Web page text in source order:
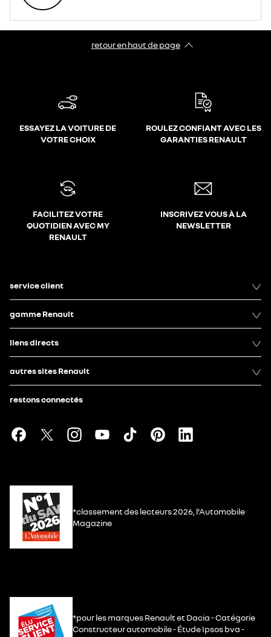
retour en haut de page​
ESSAYEZ LA VOITURE DE
VOTRE CHOIX
ROULEZ CONFIANT AVEC LES
GARANTIES RENAULT
FACILITEZ VOTRE
QUOTIDIEN AVEC MY
RENAULT
INSCRIVEZ VOUS À LA
NEWSLETTER
service client
gamme Renault
liens directs
autres sites Renault
restons connectés
*classement des lecteurs 2026, l’Automobile
Magazine
*pour les marques Renault et Dacia - Catégorie
Constructeur automobile - Étude Ipsos bva -